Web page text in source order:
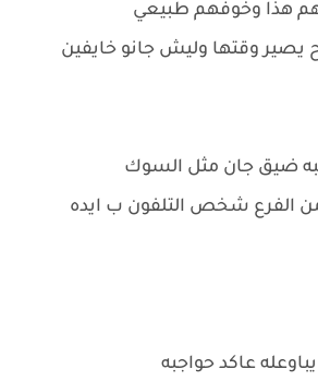
هذا وخوفهم طبيعي
يصير وقتها وليش جانو خايفين
ضيق جان مثل السوك
الفرع شخص التلفون ب ايده
عاكد حواجبه